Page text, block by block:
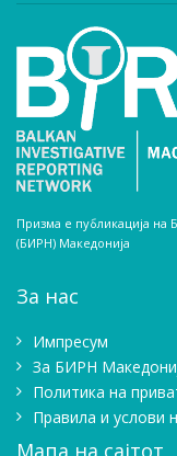
Призма е публикација на
(БИРН) Македонија
За нас
Импресум
Зa БИРН
Политика на
Правила и услови
Мапа на сајтот